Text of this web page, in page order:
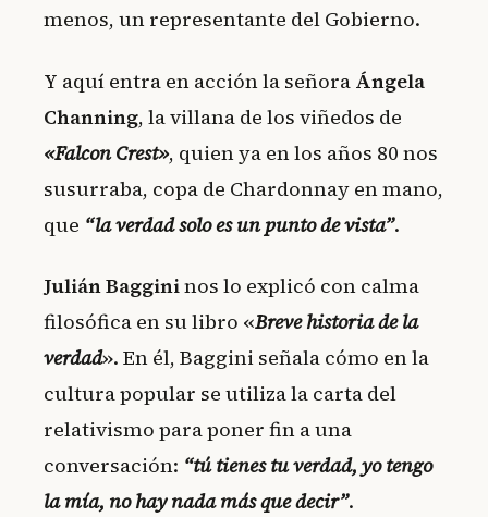
menos, un representante del Gobierno.
Y aquí entra en acción la señora Ángela
Channing, la villana de los viñedos de
«Falcon Crest», quien ya en los años 80 nos
susurraba, copa de Chardonnay en mano,
que “la verdad solo es un punto de vista”.
Julián Baggininos lo explicó con calma
filosófica en su libro «Breve historia de la
verdad». En él, Baggini señala cómo en la
cultura popular se utiliza la carta del
relativismo para poner fin a una
conversación: “tú tienes tu verdad, yo tengo
la mía, no hay nada más que decir”.